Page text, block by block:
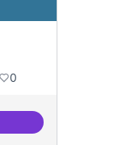
0
software lliure